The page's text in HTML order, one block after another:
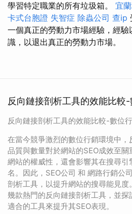
學習特定職業的所有垃圾箱。 宜
卡式台胞證 失智症 除蟲公司 查ip
一個真正的勞動力市場經驗，經
識，以退出真正的勞動力市場。
反向鏈接剖析工具的效能比較
反向鏈接剖析工具的效能比較-數位
在當今競爭激烈的數位行銷環境中
品質與數量對於網站的SEO成效至
網站的權威性，還會影響其在搜尋
名。因此，SEO公司 和 網路行銷公
剖析工具，以提升網站的搜尋能見
幾款熱門的反向鏈接剖析工具，並
適合的工具來提升其SEO表現。